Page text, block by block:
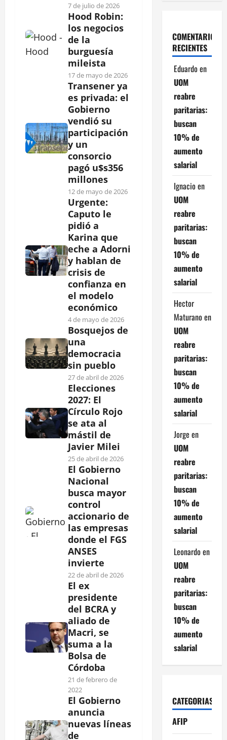
7 de julio de 2026
Hood Robin:
los negocios
de la
burguesía
mileista
17 de mayo de 2026
Transener ya
es privada: el
Gobierno
vendió su
participación
y un
consorcio
pagó u$s356
millones
12 de mayo de 2026
Urgente:
Caputo le
pidió a
Karina que
eche a Adorni
y hablan de
crisis de
confianza en
el modelo
económico
4 de mayo de 2026
Bosquejos de
una
democracia
sin pueblo
27 de abril de 2026
Elecciones
2027: El
Círculo Rojo
se ata al
mástil de
Javier Milei
25 de abril de 2026
El Gobierno
Nacional
busca mayor
control
accionario de
las empresas
donde el FGS
ANSES
invierte
22 de abril de 2026
El ex
presidente
del BCRA y
aliado de
Macri, se
suma a la
Bolsa de
Córdoba
21 de febrero de
2022
El Gobierno
anuncia
nuevas líneas
de
COMENTARIOS
RECIENTES
Eduardo en
UOM
reabre
paritarias:
buscan
10% de
aumento
salarial
Ignacio en
UOM
reabre
paritarias:
buscan
10% de
aumento
salarial
Hector
Maturano en
UOM
reabre
paritarias:
buscan
10% de
aumento
salarial
Jorge en
UOM
reabre
paritarias:
buscan
10% de
aumento
salarial
Leonardo en
UOM
reabre
paritarias:
buscan
10% de
aumento
salarial
CATEGORIAS
AFIP